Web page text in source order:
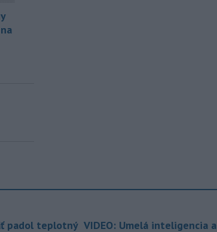
padol teplotný VIDEO: Umelá inteligencia a